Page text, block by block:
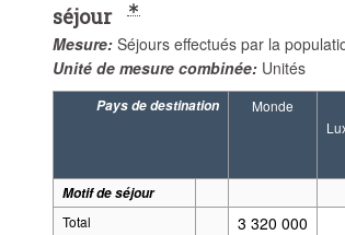
séjour
Mesure: Séjours effectués par la
Unité de mesure combinée: Unités
Pays de destination Monde
Motif de séjour
Total
3 320 000